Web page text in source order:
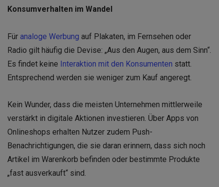
Konsumverhalten im Wandel
Für analoge Werbung auf Plakaten, im Fernsehen oder
Radio gilt häufig die Devise: „Aus den Augen, aus dem Sinn“.
Es findet keine Interaktion mit den Konsumenten statt.
Entsprechend werden sie weniger zum Kauf angeregt.
Kein Wunder, dass die meisten Unternehmen mittlerweile
verstärkt in digitale Aktionen investieren. Über Apps von
Onlineshops erhalten Nutzer zudem Push-
Benachrichtigungen, die sie daran erinnern, dass sich noch
Artikel im Warenkorb befinden oder bestimmte Produkte
„fast ausverkauft“ sind.